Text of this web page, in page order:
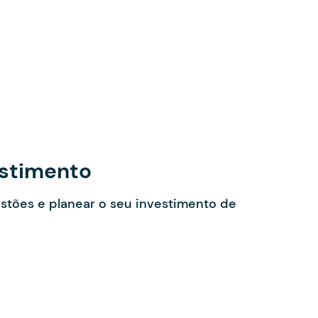
e planear o seu investimento de